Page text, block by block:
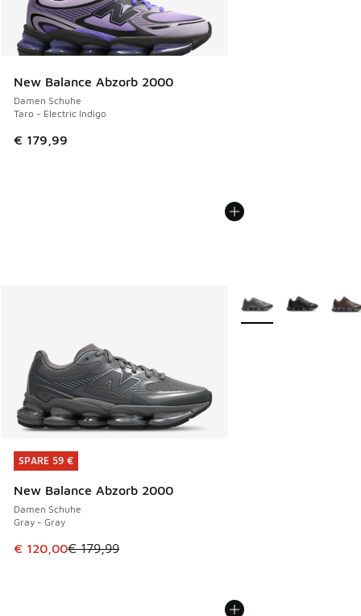
New Balance Abzorb 2000
Damen Schuhe
Taro - Electric Indigo
€ 179,99
SPARE 59 €
New Balance Abzorb 2000
Damen Schuhe
Gray - Gray
Dieser Artikel ist im Sale. Der Preis ist von € 179,99 auf €
€ 120,00€ 179,99
SPARE 59 €
Weitere Farben